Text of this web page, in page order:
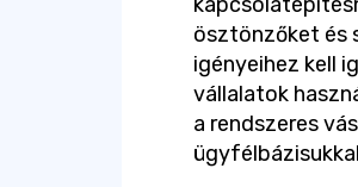
ösztönzőket és
igényeihez kell
vállalatok
a rendszeres